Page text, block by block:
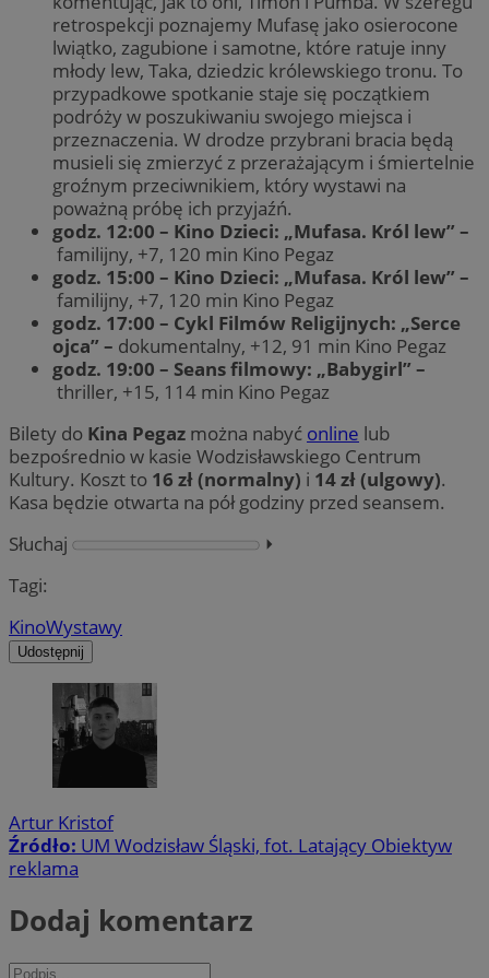
retrospekcji poznajemy Mufasę jako osierocone
lwiątko, zagubione i samotne, które ratuje inny
młody lew, Taka, dziedzic królewskiego tronu. To
przypadkowe spotkanie staje się początkiem
podróży w poszukiwaniu swojego miejsca i
przeznaczenia. W drodze przybrani bracia będą
musieli się zmierzyć z przerażającym i śmiertelnie
groźnym przeciwnikiem, który wystawi na
poważną próbę ich przyjaźń.
godz. 12:00 – Kino Dzieci: „Mufasa. Król lew” –
familijny, +7, 120 min Kino Pegaz
godz. 15:00 – Kino Dzieci: „Mufasa. Król lew” –
familijny, +7, 120 min Kino Pegaz
godz. 17:00 – Cykl Filmów Religijnych: „Serce
ojca” – dokumentalny, +12, 91 min Kino Pegaz
godz. 19:00 – Seans filmowy: „Babygirl” –
thriller, +15, 114 min Kino Pegaz
Bilety do Kina Pegaz można nabyć online lub
bezpośrednio w kasie Wodzisławskiego Centrum
Kultury. Koszt to 16 zł (normalny) i 14 zł (ulgowy).
Kasa będzie otwarta na pół godziny przed seansem.
Słuchaj
⏵︎
Tagi:
KinoWystawy
Udostępnij
Artur Kristof
Źródło: UM Wodzisław Śląski, fot. Latający Obiektyw
reklama
Dodaj komentarz